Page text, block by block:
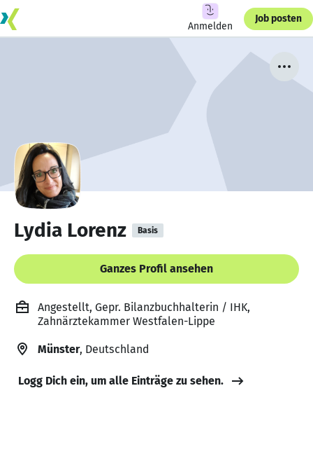
Anmelden
Job posten
Lydia Lorenz Basis
Ganzes Profil ansehen
Angestellt, Gepr. Bilanzbuchhalterin / IHK,
Zahnärztekammer Westfalen-Lippe
Münster, Deutschland
Logg Dich ein, um alle Einträge zu sehen.